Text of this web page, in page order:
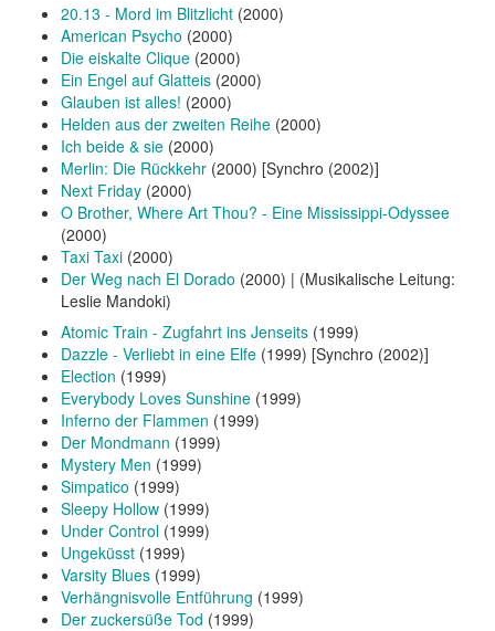
20.13 - Mord im Blitzlicht (2000)
American Psycho (2000)
Die eiskalte Clique (2000)
Ein Engel auf Glatteis (2000)
Glauben ist alles! (2000)
Helden aus der zweiten Reihe (2000)
Ich beide & sie (2000)
Merlin: Die Rückkehr (2000) [Synchro (2002)]
Next Friday (2000)
O Brother, Where Art Thou? - Eine Mississippi-Odyssee
(2000)
Taxi Taxi (2000)
Der Weg nach El Dorado (2000) | (Musikalische Leitung:
Leslie Mandoki)
Atomic Train - Zugfahrt ins Jenseits (1999)
Dazzle - Verliebt in eine Elfe (1999) [Synchro (2002)]
Election (1999)
Everybody Loves Sunshine (1999)
Inferno der Flammen (1999)
Der Mondmann (1999)
Mystery Men (1999)
Simpatico (1999)
Sleepy Hollow (1999)
Under Control (1999)
Ungeküsst (1999)
Varsity Blues (1999)
Verhängnisvolle Entführung (1999)
Der zuckersüße Tod (1999)